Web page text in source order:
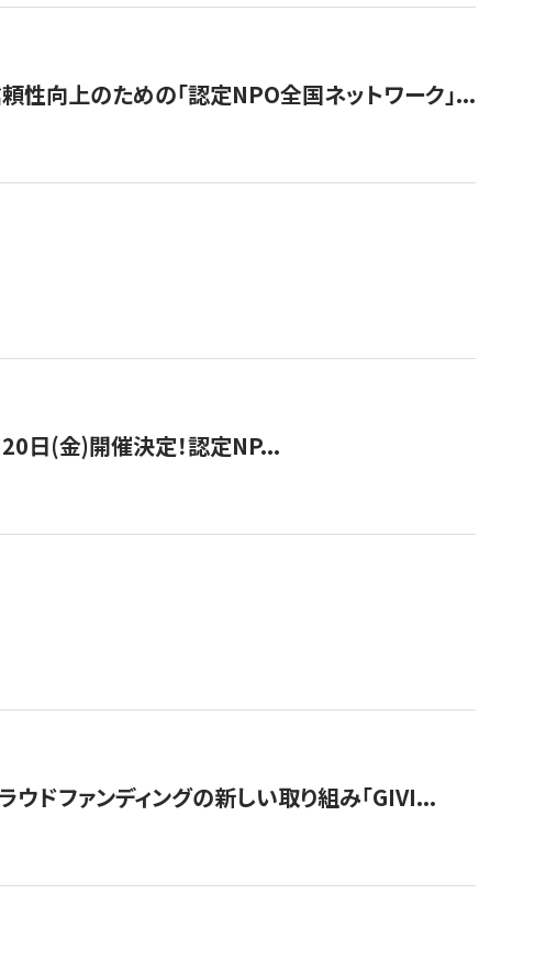
向上のための「認定NPO全国ネットワーク」...
日(金)開催決定！認定NP...
ドファンディングの新しい取り組み「GIVI...